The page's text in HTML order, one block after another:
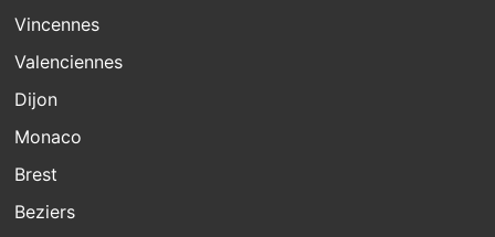
Vincennes
Valenciennes
Dijon
Monaco
Brest
Beziers